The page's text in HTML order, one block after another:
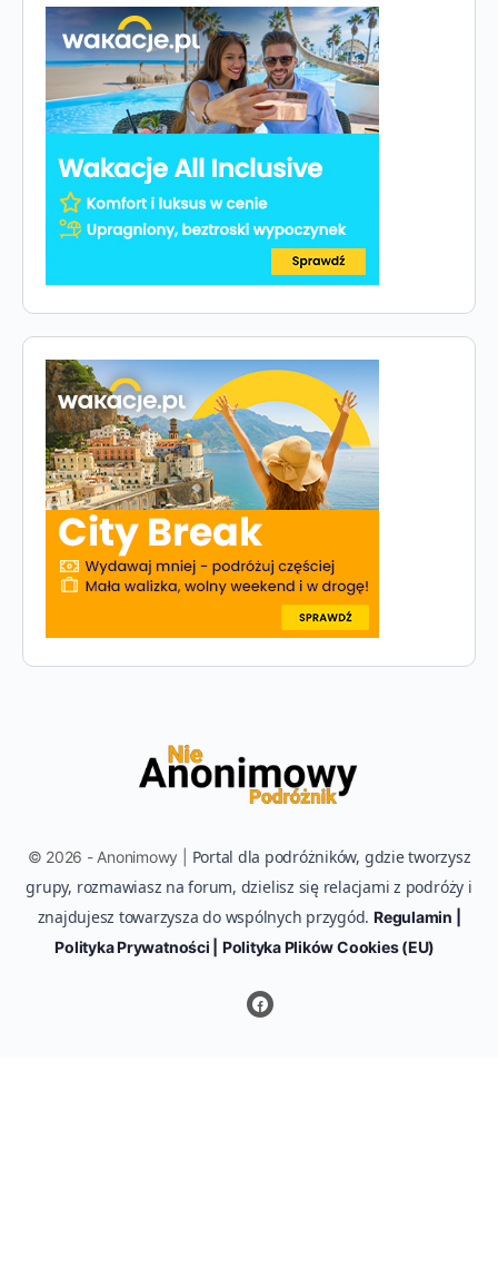
© 2026 - Anonimowy | Portal dla podróżników, gdzie tworzysz
grupy, rozmawiasz na forum, dzielisz się relacjami z podróży i
znajdujesz towarzysza do wspólnych przygód.Regulamin |
Polityka Prywatności |
Polityka Plików Cookies (EU)